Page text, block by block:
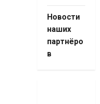
Новости
наших
партнёро
в